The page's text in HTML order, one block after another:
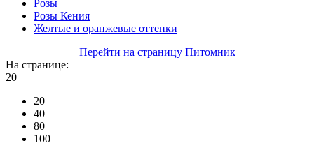
Розы
Розы Кения
Желтые и оранжевые оттенки
Перейти на страницу Питомник
На странице:
20
20
40
80
100